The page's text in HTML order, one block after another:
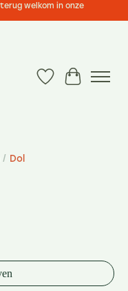
welkom in onze
Verlanglijst
/ Dol